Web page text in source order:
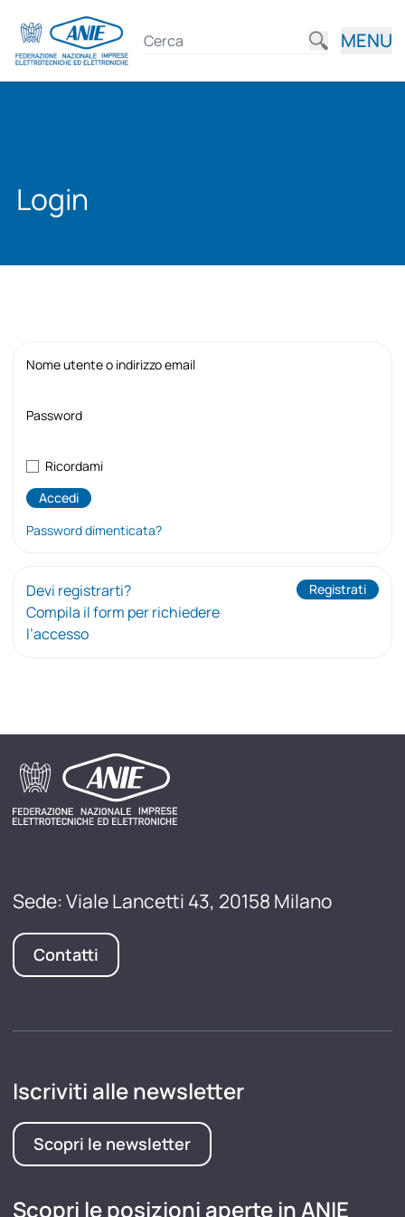
MENU
Login
Nome utente o indirizzo email
Password
Ricordami
Password dimenticata?
Devi registrarti?
Compila il form per richiedere
l’accesso
Registrati
Sede: Viale Lancetti 43, 20158 Milano
Contatti
Iscriviti alle newsletter
Scopri le newsletter
Scopri le posizioni aperte in ANIE